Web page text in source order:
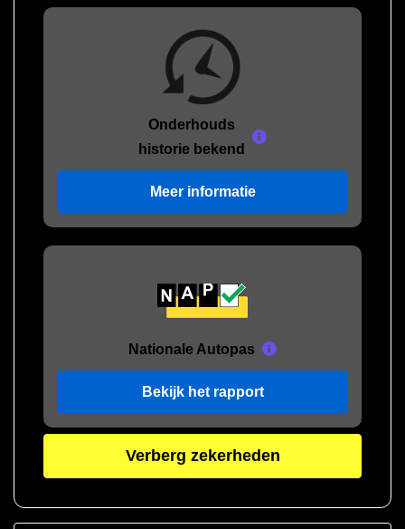
Onderhouds
historie bekend
Meer informatie
Nationale Autopas
Bekijk het rapport
Verberg zekerheden